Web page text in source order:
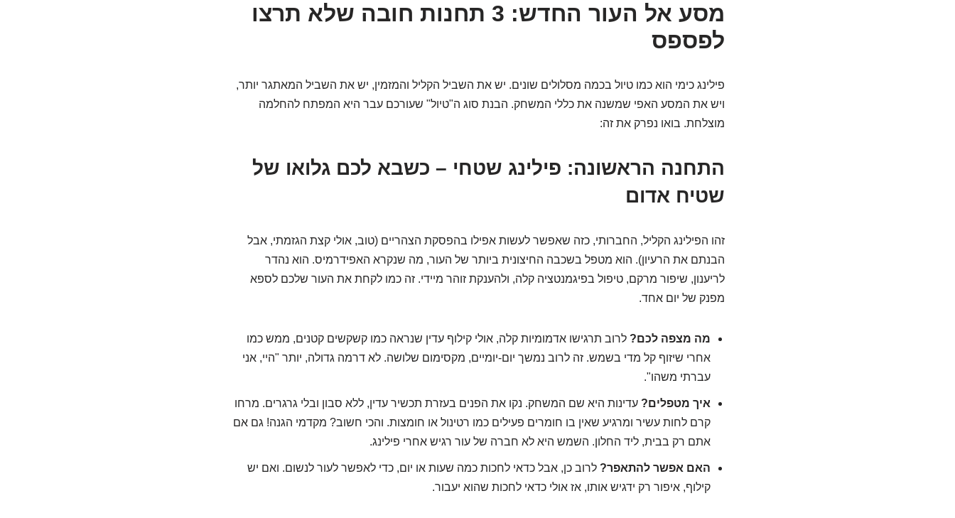
מסע אל העור החדש: 3 תחנות חובה שלא תרצו
לפספס
פילינג כימי הוא כמו טיול בכמה מסלולים שונים. יש את השביל הקליל והמזמין, יש את השביל המאתגר יותר,
ויש את המסע האפי שמשנה את כללי המשחק. הבנת סוג ה"טיול" שעורכם עבר היא המפתח להחלמה
מוצלחת. בואו נפרק את זה:
התחנה הראשונה: פילינג שטחי – כשבא לכם גלואו של
שטיח אדום
זהו הפילינג הקליל, החברותי, כזה שאפשר לעשות אפילו בהפסקת הצהריים (טוב, אולי קצת הגזמתי, אבל
הבנתם את הרעיון). הוא מטפל בשכבה החיצונית ביותר של העור, מה שנקרא האפידרמיס. הוא נהדר
לריענון, שיפור מרקם, טיפול בפיגמנטציה קלה, ולהענקת זוהר מיידי. זה כמו לקחת את העור שלכם לספא
מפנק של יום אחד.
מה מצפה לכם? לרוב תרגישו אדמומיות קלה, אולי קילוף עדין שנראה כמו קשקשים קטנים, ממש כמו
אחרי שיזוף קל מדי בשמש. זה לרוב נמשך יום-יומיים, מקסימום שלושה. לא דרמה גדולה, יותר "היי, אני
עברתי משהו".
איך מטפלים? עדינות היא שם המשחק. נקו את הפנים בעזרת תכשיר עדין, ללא סבון ובלי גרגרים. מרחו
קרם לחות עשיר ומרגיע שאין בו חומרים פעילים כמו רטינול או חומצות. והכי חשוב? מקדמי הגנה! גם אם
אתם רק בבית, ליד החלון. השמש היא לא חברה של עור רגיש אחרי פילינג.
האם אפשר להתאפר? לרוב כן, אבל כדאי לחכות כמה שעות או יום, כדי לאפשר לעור לנשום. ואם יש
קילוף, איפור רק ידגיש אותו, אז אולי כדאי לחכות שהוא יעבור.